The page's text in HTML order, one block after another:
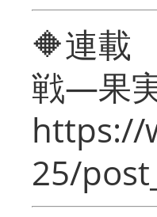
🔶連載
戦―果
https://
25/